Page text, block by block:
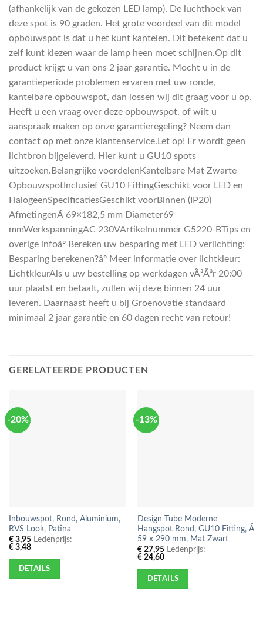
(afhankelijk van de gekozen LED lamp). De luchthoek van
deze spot is 90 graden. Het grote voordeel van dit model
opbouwspot is dat u het kunt kantelen. Dit betekent dat u
zelf kunt kiezen waar de lamp heen moet schijnen.Op dit
product krijgt u van ons 2 jaar garantie. Mocht u in de
garantieperiode problemen ervaren met uw ronde,
kantelbare opbouwspot, dan lossen wij dit graag voor u op.
Heeft u een vraag over deze opbouwspot, of wilt u
aanspraak maken op onze garantieregeling? Neem dan
contact op met onze klantenservice.Let op! Er wordt geen
lichtbron bijgeleverd. Hier kunt u GU10 spots
uitzoeken.Belangrijke voordelenKantelbare Mat Zwarte
OpbouwspotInclusief GU10 FittingGeschikt voor LED en
HalogeenSpecificatiesGeschikt voorBinnen (IP20)
AfmetingenÃ 69×182,5 mm Diameter69
mmWerkspanningAC 230VArtikelnummer G5220-BTips en
overige infoâº Bereken uw besparing met LED verlichting:
Besparing berekenen?âº Meer informatie over lichtkleur:
LichtkleurAls u uw bestelling op werkdagen vÃ³Ã³r 20:00
uur plaatst en betaalt, zullen wij deze binnen 24 uur
leveren. Daarnaast heeft u bij Groenovatie standaard
minimaal 2 jaar garantie en 60 dagen recht van retour!
GERELATEERDE PRODUCTEN
-20%
Inbouwspot, Rond, Aluminium,
RVS Look, Patina
€3,95Ledenprijs:
€3,48
DETAILS
-13%
Design Tube Moderne
Hangspot Rond, GU10 Fitting, Ã
59 x 290 mm, Mat Zwart
€27,95Ledenprijs:
€24,60
DETAILS